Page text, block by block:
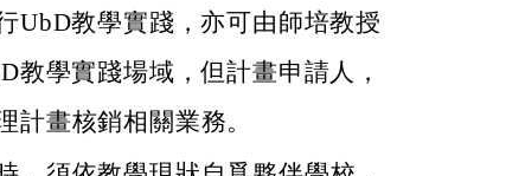
UbD教學實踐，亦可由師培教授
教學實踐場域，但計畫申請人，
計畫核銷相關業務。